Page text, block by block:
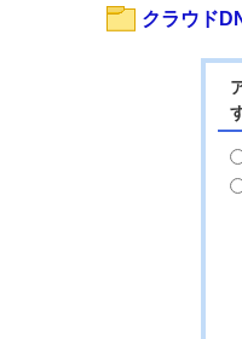
クラウド